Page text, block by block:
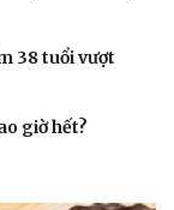
38 tuổi vượt
giờ hết?